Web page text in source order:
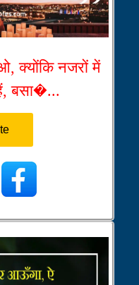
क्योंकि नजरों में
बसा�...